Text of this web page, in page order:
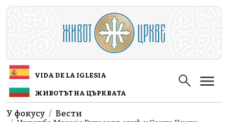
Skip to main content
VIDA DE LA IGLESIA
ЖИВОТЪТ НА ЦЪРКВАТА
Breadcrumb
У фокусу
Вести